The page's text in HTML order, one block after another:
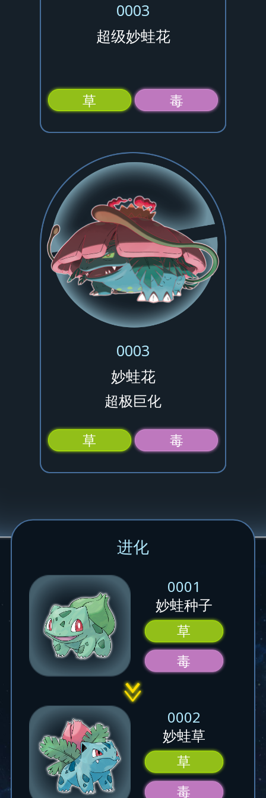
0003
超级妙蛙花
草 毒
0003
妙蛙花
超极巨化
草 毒
进化
0001
妙蛙种子
草
毒
0002
妙蛙草
草
毒